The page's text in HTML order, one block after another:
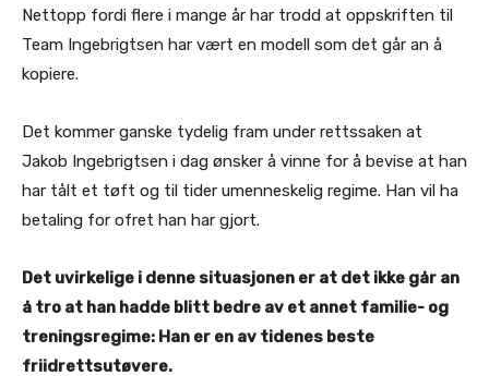
Nettopp fordi flere i mange år har trodd at oppskriften til
Team Ingebrigtsen har vært en modell som det går an å
kopiere.
Det kommer ganske tydelig fram under rettssaken at
Jakob Ingebrigtsen i dag ønsker å vinne for å bevise at han
har tålt et tøft og til tider umenneskelig regime. Han vil ha
betaling for ofret han har gjort.
Det uvirkelige i denne situasjonen er at det ikke går an
å tro at han hadde blitt bedre av et annet familie- og
treningsregime: Han er en av tidenes beste
friidrettsutøvere.